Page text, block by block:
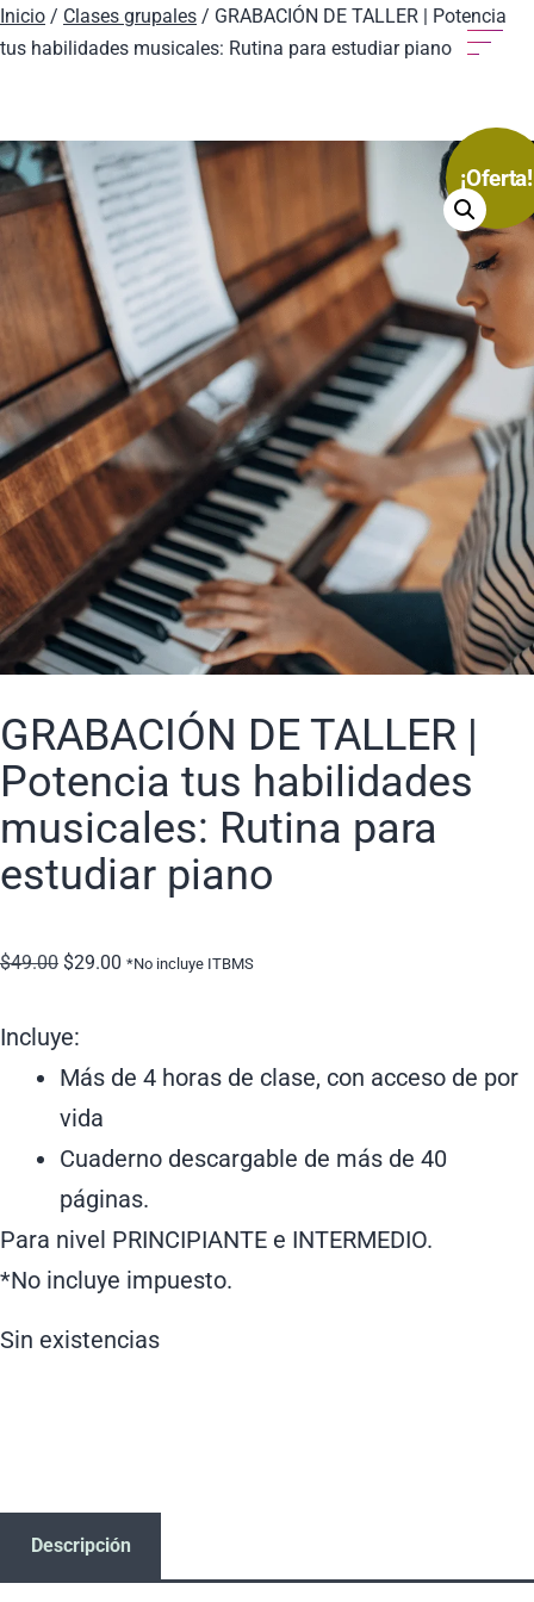
Mi Cuenta
Inicio / Clases grupales / GRABACIÓN DE TALLER | Potencia
tus habilidades musicales: Rutina para estudiar piano
¡Oferta!
GRABACIÓN DE TALLER |
Potencia tus habilidades
musicales: Rutina para
estudiar piano
$49.00 $29.00 *No incluye ITBMS
Incluye:
Más de 4 horas de clase, con acceso de por
vida
Cuaderno descargable de más de 40
páginas.
Para nivel PRINCIPIANTE e INTERMEDIO.
*No incluye impuesto.
Sin existencias
Descripción